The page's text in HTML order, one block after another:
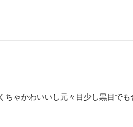
ちゃかわいいし元々目少し黒目で